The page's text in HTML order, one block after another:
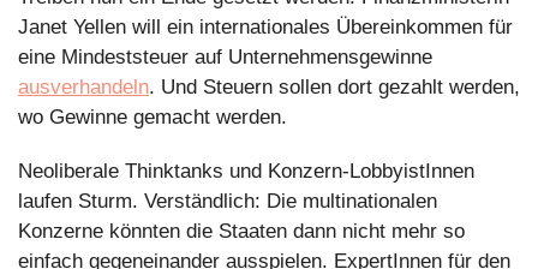
Janet Yellen will ein internationales Übereinkommen für
ausverhandeln. Und Steuern sollen dort gezahlt werden,
wo Gewinne gemacht werden.
Neoliberale Thinktanks und Konzern-LobbyistInnen
laufen Sturm. Verständlich: Die multinationalen
Konzerne könnten die Staaten dann nicht mehr so
einfach gegeneinander ausspielen. ExpertInnen für den